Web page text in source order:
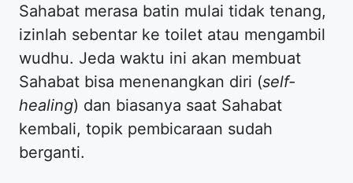
Sahabat merasa batin mulai tidak tenang,
izinlah sebentar ke toilet atau mengambil
wudhu. Jeda waktu ini akan membuat
Sahabat bisa menenangkan diri (self-
healing) dan biasanya saat Sahabat
kembali, topik pembicaraan sudah
berganti.